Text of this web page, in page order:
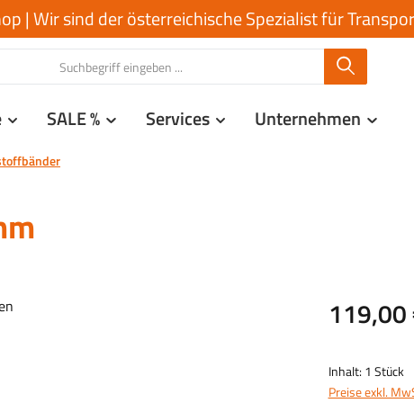
| Wir sind der österreichische Spezialist für
SALE % Services Unternehmen
Regulärer
119,00
Inhalt: 1 Stück
Preise exkl.